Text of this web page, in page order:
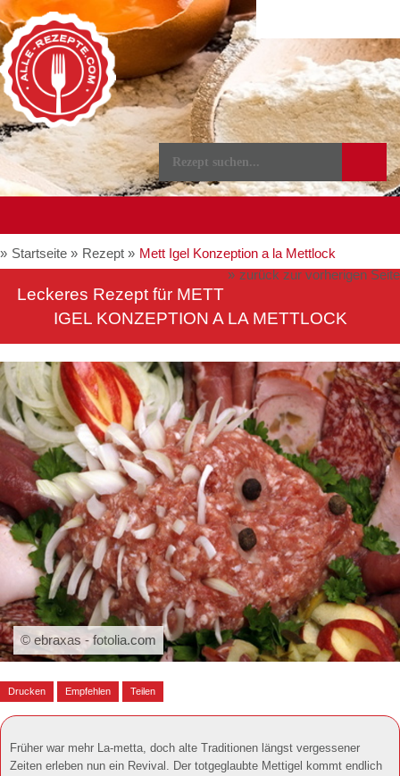
Startseite Rezept
Mett Igel Konzeption a la Mettlock
zurück zur vorherigen Seite
Leckeres Rezept für METT
IGEL KONZEPTION A LA METTLOCK
© ebraxas - fotolia.com
Drucken Empfehlen Teilen
Früher war mehr La-metta, doch alte Traditionen längst vergessener
Zeiten erleben nun ein Revival. Der totgeglaubte Mettigel kommt endlich